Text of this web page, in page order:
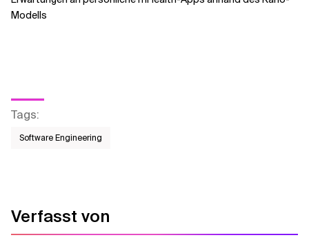
Modells
Tags:
Software Engineering
Verfasst von